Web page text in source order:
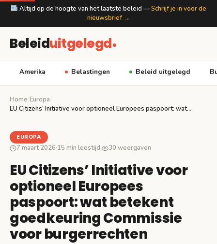
Altijd op de hoogte van het laatste beleid —Schrijf je in voor de
nieuwsbrief →
Beleiduitgelegd
Amerika Belastingen Beleid uitgelegd
Home Europa
EU Citizens’ Initiative voor optioneel Europees paspoort: wat…
EUROPA
7 maart 2026·15 min leestijd· 30 weergaven
EU Citizens’ Initiative voor
optioneel Europees
paspoort: wat betekent
goedkeuring Commissie
voor burgerrechten